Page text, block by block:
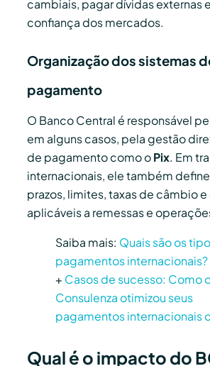
cambiais, pagar dívidas externas
confiança dos mercados.
Organização dos sistemas
pagamento
O Banco Central é responsável
em alguns casos, pela gestão
de pagamento como oPix. Em
internacionais, ele também
prazos, limites, taxas de câmbio
aplicáveis a remessas e
Saiba mais: Quais são os
pagamentos internacionais?
+ Casos de sucesso: Como
Consulenza otimizou seus
pagamentos internacionais
Qual é o impacto do